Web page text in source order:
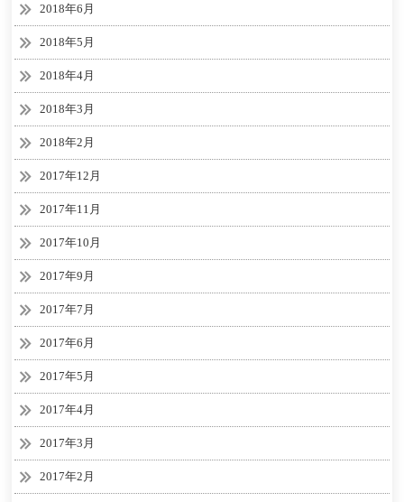
2018年6月
2018年5月
2018年4月
2018年3月
2018年2月
2017年12月
2017年11月
2017年10月
2017年9月
2017年7月
2017年6月
2017年5月
2017年4月
2017年3月
2017年2月